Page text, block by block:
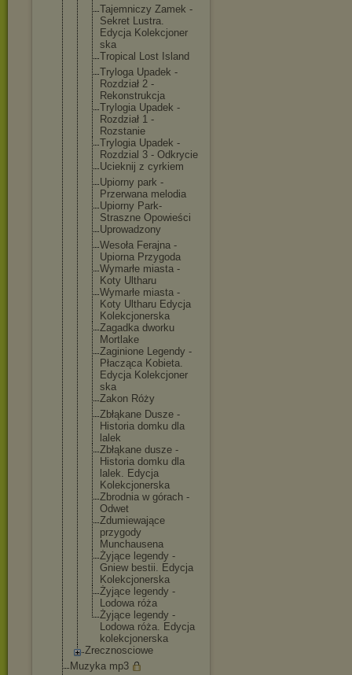
Tajemniczy Zamek -
Sekret Lustra.
Edycja Kolekcjoner
ska
Tropical Lost Island
Tryloga Upadek -
Rozdział 2 -
Rekonstrukcja
Trylogia Upadek -
Rozdział 1 -
Rozstanie
Trylogia Upadek -
Rozdzial 3 - Odkrycie
Ucieknij z cyrkiem
Upiorny park -
Przerwana melodia
Upiorny Park-
Straszne Opowieści
Uprowadzony
Wesoła Ferajna -
Upiorna Przygoda
Wymarłe miasta -
Koty Ultharu
Wymarłe miasta -
Koty Ultharu Edycja
Kolekcjonerska
Zagadka dworku
Mortlake
Zaginione Legendy -
Płacząca Kobieta.
Edycja Kolekcjoner
ska
Zakon Róży
Zbłąkane Dusze -
Historia domku dla
lalek
Zbłąkane dusze -
Historia domku dla
lalek. Edycja
Kolekcjonerska
Zbrodnia w górach -
Odwet
Zdumiewające
przygody
Munchausena
Żyjące legendy -
Gniew bestii. Edycja
Kolekcjonerska
Żyjące legendy -
Lodowa róża
Żyjące legendy -
Lodowa róża. Edycja
kolekcjonerska
Zrecznosciowe
Muzyka mp3